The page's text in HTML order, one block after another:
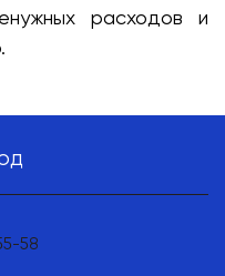
расходов и
58